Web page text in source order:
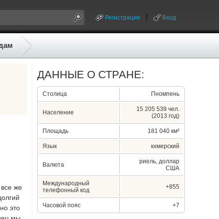
Регистрация Вход
же
это
ДАННЫЕ О СТРАНЕ:
Столица Пномпень
Население
15 205 539 чел.
(2013 год)
Площадь 181 040 км²
Язык кхмерский
Валюта
риель, доллар
США
Международный
телефонный код
+855
Часовой пояс +7